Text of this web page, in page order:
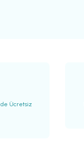
Ücretsiz